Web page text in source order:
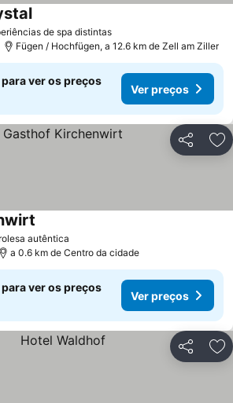
de spa distintasVer preços
Ver preços
Fügen / Hochfügen, a 12.6 km de Zell am Ziller
ver os preços
Ver preços
Partilhar
autêntica
a 0.6 km de Centro da cidade
ver os preços
Ver preços
Partilhar